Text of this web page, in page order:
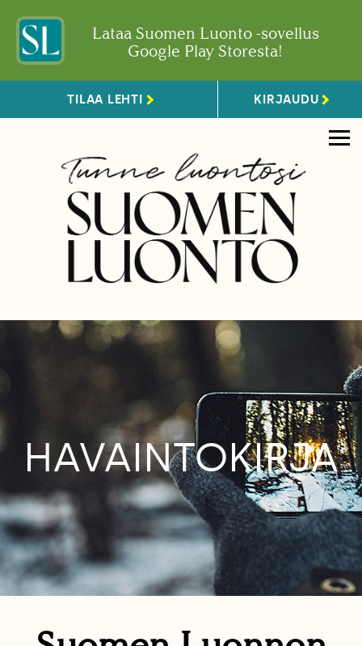
Lataa Suomen Luonto -sovellus
Google Play Storesta!
TILAA LEHTI KIRJAUDU
HAVAINTOKIRJA